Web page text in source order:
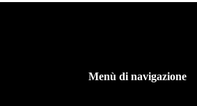
Menù di navigazione